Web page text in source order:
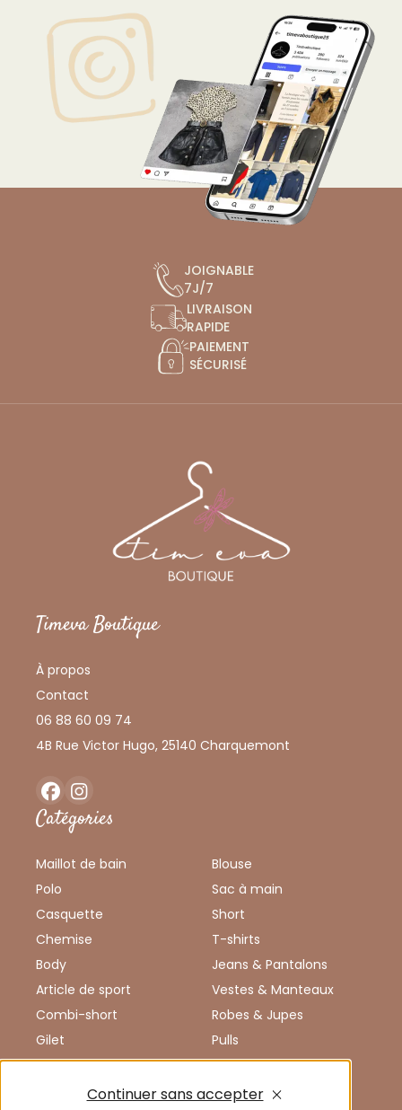
JOIGNABLE
7J/7
LIVRAISON
RAPIDE
PAIEMENT
SÉCURISÉ
Timeva Boutique
À propos
Contact
06 88 60 09 74
4B Rue Victor Hugo, 25140 Charquemont
FacebookInstagram
Catégories
Maillot de bain
Polo
Casquette
Chemise
Body
Article de sport
Combi-short
Gilet
Débardeur
Combinaison
Blouse
Sac à main
Short
T-shirts
Jeans & Pantalons
Vestes & Manteaux
Robes & Jupes
Pulls
Chaussures
Enfants
Continuer sans accepter